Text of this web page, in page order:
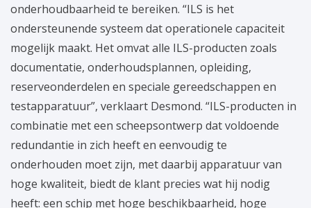
onderhoudbaarheid te bereiken. “ILS is het
ondersteunende systeem dat operationele capaciteit
mogelijk maakt. Het omvat alle ILS-producten zoals
documentatie, onderhoudsplannen, opleiding,
reserveonderdelen en speciale gereedschappen en
testapparatuur”, verklaart Desmond. “ILS-producten in
combinatie met een scheepsontwerp dat voldoende
redundantie in zich heeft en eenvoudig te
onderhouden moet zijn, met daarbij apparatuur van
hoge kwaliteit, biedt de klant precies wat hij nodig
heeft: een schip met hoge beschikbaarheid, hoge